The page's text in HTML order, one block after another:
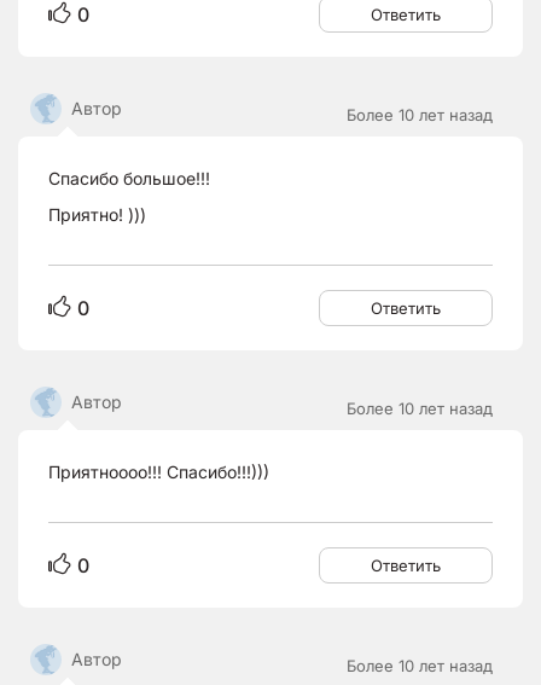
0 Ответить
Более 10 лет назад
Автор
Спасибо большое!!!
Приятно! )))
0 Ответить
Более 10 лет назад
Автор
Приятноооо!!! Спасибо!!!)))
0 Ответить
Более 10 лет назад
Автор